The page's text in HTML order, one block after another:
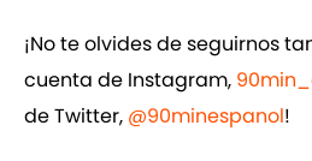
¡No te olvides de seguirnos
cuenta de Instagram,
de Twitter, @90minespanol!